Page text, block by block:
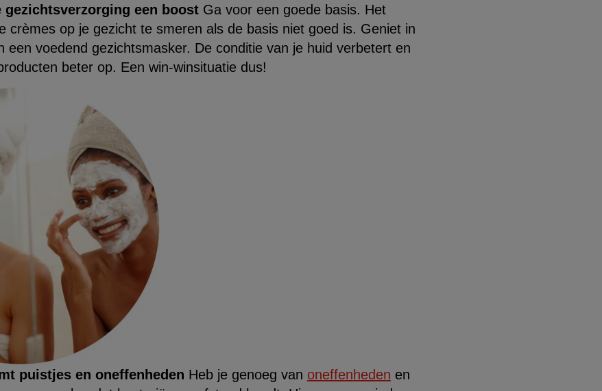
gezichtsverzorging een boostGa voor een goede basis. Het
crèmes op je gezicht te smeren als de basis niet goed is. Geniet in
een voedend gezichtsmasker. De conditie van je huid verbetert en
beter op. Een win-winsituatie dus!
puistjes en oneffenheden Heb je genoeg van oneffenheden en